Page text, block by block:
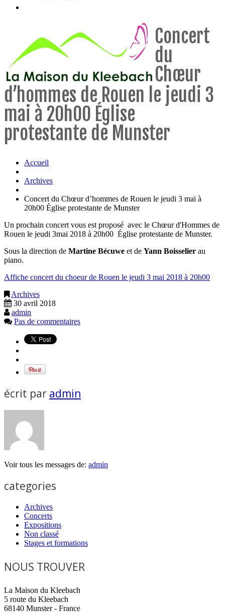
Concert
du
Chœur
d’hommes de Rouen le jeudi 3
mai à 20h00 Église
protestante de Munster
Accueil
Archives
Concert du Chœur d’hommes de Rouen le jeudi 3 mai à
20h00 Église protestante de Munster
Un prochain concert vous est proposé avec le Chœur d'Hommes de
Rouen le jeudi 3mai 2018 à 20h00 Église protestante de Munster.
Sous la direction de Martine Bécuwe et de Yann Boisselier au
piano.
Affiche concert du choeur de Rouen le jeudi 3 mai 2018 à 20h00
Archives
30 avril 2018
admin
Pas de commentaires
écrit par admin
Voir tous les messages de: admin
categories
Archives
Concerts
Expositions
Non classé
Stages et formations
NOUS TROUVER
La Maison du Kleebach
5 route du Kleebach
68140 Munster - France